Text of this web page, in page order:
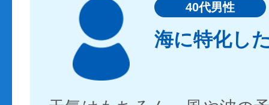
40代男性
海に特化し